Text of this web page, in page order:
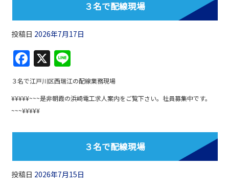
o
k
３名で配線現場
投稿日 2026年7月17日
F
a
c
e
o
k
X
n
e
３名で江戸川区西瑞江の配線業務現場
¥¥¥¥¥~~~是非朝霞の浜崎電工求人案内をご覧下さい。社員募集中です。
~~~¥¥¥¥¥
３名で配線現場
投稿日 2026年7月15日